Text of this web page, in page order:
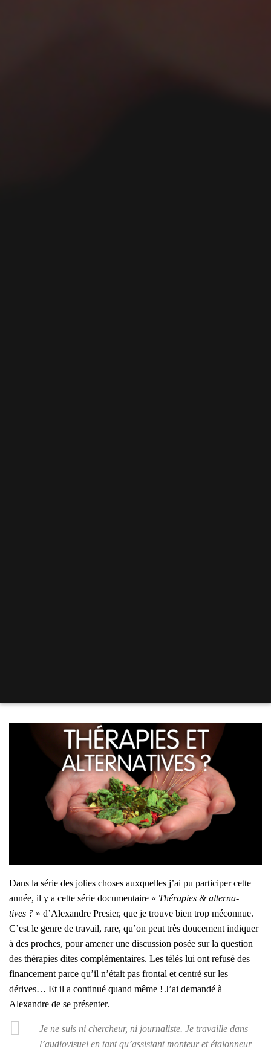
Dans la série des jolies choses aux­quelles j’ai pu par­ti­ci­per cette
année, il y a cette série docu­men­taire « Thé­ra­pies & alter­na­
tives ? » d’A­lexandre Pre­sier, que je trouve bien trop mécon­nue.
C’est le genre de tra­vail, rare, qu’on peut très dou­ce­ment indi­quer
à des proches, pour ame­ner une dis­cus­sion posée sur la ques­tion
des thé­ra­pies dites com­plé­men­taires. Les télés lui ont refu­sé des
finan­ce­ment parce qu’il n’é­tait pas fron­tal et cen­tré sur les
dérives… Et il a conti­nué quand même ! J’ai deman­dé à
Alexandre de se pré­sen­ter.
Je ne suis ni cher­cheur, ni jour­na­liste. Je tra­vaille dans
l’audiovisuel en tant qu’assistant mon­teur et éta­lon­neur